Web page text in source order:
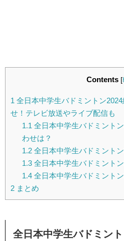
Contents [
1 全日本中学生バドミントン
せ！テレビ放送やライブ配信も
1.1 全日本中学生バドミント
わせは？
1.2全日本中学生バドミント
1.3全日本中学生バドミント
1.4全日本中学生バドミント
2 まとめ
全日本中学生バドミン